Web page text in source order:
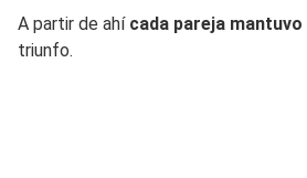
A partir de ahí cada pareja
triunfo.